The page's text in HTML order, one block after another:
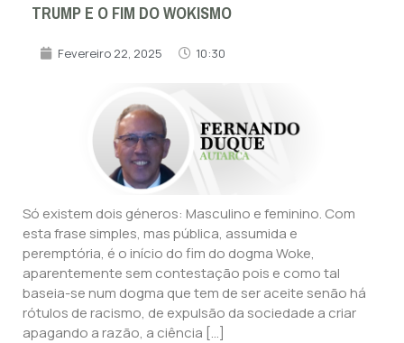
TRUMP E O FIM DO WOKISMO
Fevereiro 22, 2025 10:30
Só existem dois géneros: Masculino e feminino. Com
esta frase simples, mas pública, assumida e
peremptória, é o início do fim do dogma Woke,
aparentemente sem contestação pois e como tal
baseia-se num dogma que tem de ser aceite senão há
rótulos de racismo, de expulsão da sociedade a criar
apagando a razão, a ciência […]